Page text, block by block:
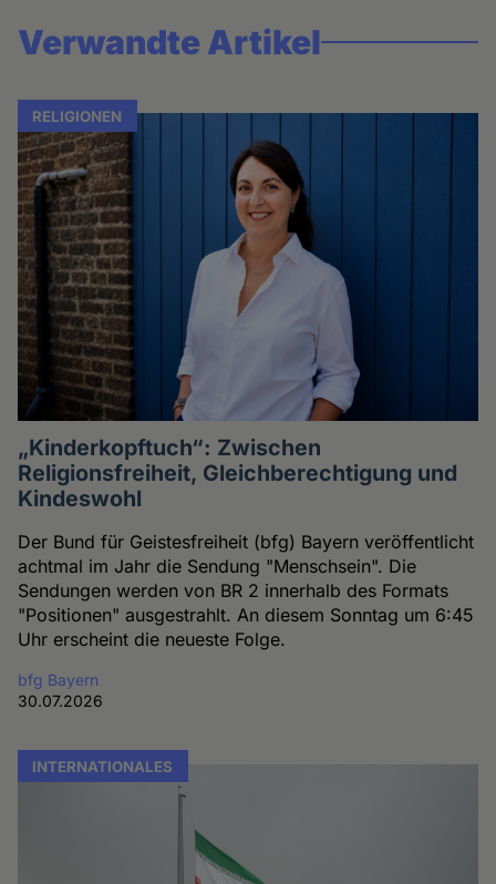
Verwandte Artikel
RELIGIONEN
„Kinderkopftuch“: Zwischen
Religionsfreiheit, Gleichberechtigung und
Kindeswohl
Der Bund für Geistesfreiheit (bfg) Bayern veröffentlicht
achtmal im Jahr die Sendung "Menschsein". Die
Sendungen werden von BR 2 innerhalb des Formats
"Positionen" ausgestrahlt. An diesem Sonntag um 6:45
Uhr erscheint die neueste Folge.
bfg Bayern
30.07.2026
INTERNATIONALES